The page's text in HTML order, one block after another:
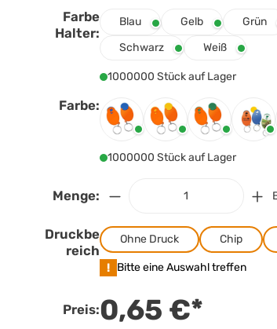
Farbe
Halter:Farbe Halter
Blau Gelb Grün
Schwarz
Weiß
1000000 Stück auf Lager
Farbe: Farbe auswählen
Blau Gelb Grün
1000000 Stück auf Lager
Menge:
Druckbe
reich
Ohne Druck Chip
! Bitte eine Auswahl treffen
Preis:0,65 €*